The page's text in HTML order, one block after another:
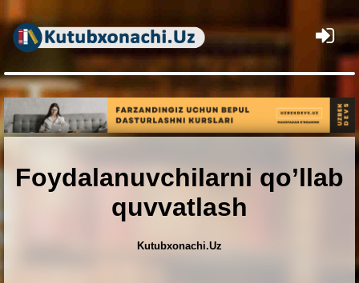
×
Foydalanuvchilarni qo’llab
quvvatlash
Kutubxonachi.Uz